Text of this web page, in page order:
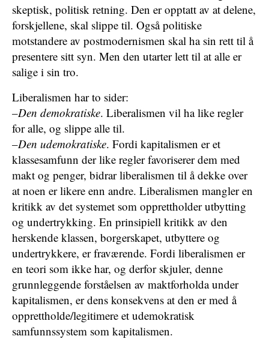
skeptisk, politisk retning. Den er opptatt av at delene,
forskjellene, skal slippe til. Også politiske
motstandere av postmodernismen skal ha sin rett til å
presentere sitt syn. Men den utarter lett til at alle er
salige i sin tro.
Liberalismen har to sider:
–Den demokratiske. Liberalismen vil ha like regler
for alle, og slippe alle til.
–Den udemokratiske. Fordi kapitalismen er et
klassesamfunn der like regler favoriserer dem med
makt og penger, bidrar liberalismen til å dekke over
at noen er likere enn andre. Liberalismen mangler en
kritikk av det systemet som opprettholder utbytting
og undertrykking. En prinsipiell kritikk av den
herskende klassen, borgerskapet, utbyttere og
undertrykkere, er fraværende. Fordi liberalismen er
en teori som ikke har, og derfor skjuler, denne
grunnleggende forståelsen av maktforholda under
kapitalismen, er dens konsekvens at den er med å
opprettholde/legitimere et udemokratisk
samfunnssystem som kapitalismen.